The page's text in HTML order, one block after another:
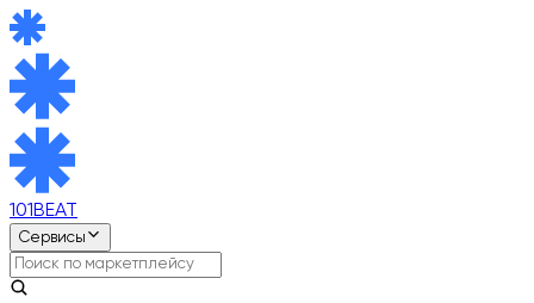
101BEAT
Сервисы